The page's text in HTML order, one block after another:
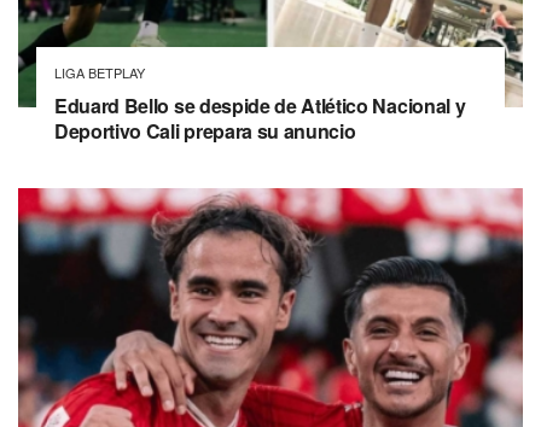
LIGA BETPLAY
Eduard Bello se despide de Atlético Nacional y
Deportivo Cali prepara su anuncio